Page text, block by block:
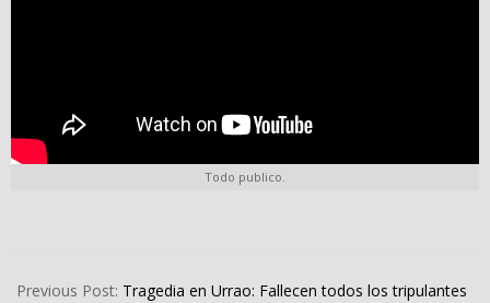
Todo publico.
01-
Previous Post: Tragedia en Urrao: Fallecen todos los tripulantes